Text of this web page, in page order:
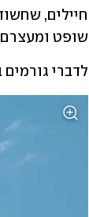
שופט ומעצרם
לדברי